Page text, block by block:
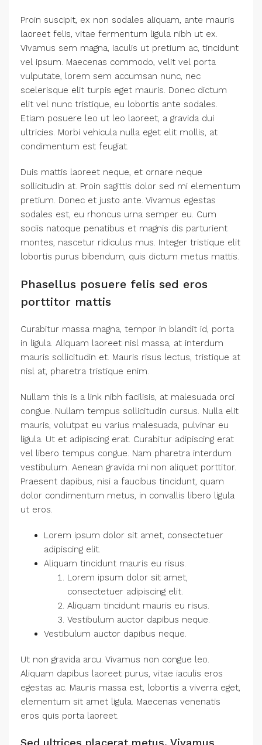
Proin suscipit, ex non sodales aliquam, ante mauris
laoreet felis, vitae fermentum ligula nibh ut ex.
Vivamus sem magna, iaculis ut pretium ac, tincidunt
vel ipsum. Maecenas commodo, velit vel porta
vulputate, lorem sem accumsan nunc, nec
scelerisque elit turpis eget mauris. Donec dictum
elit vel nunc tristique, eu lobortis ante sodales.
Etiam posuere leo ut leo laoreet, a gravida dui
ultricies. Morbi vehicula nulla eget elit mollis, at
condimentum est feugiat.
Duis mattis laoreet neque, et ornare neque
sollicitudin at. Proin sagittis dolor sed mi elementum
pretium. Donec et justo ante. Vivamus egestas
sodales est, eu rhoncus urna semper eu. Cum
sociis natoque penatibus et magnis dis parturient
montes, nascetur ridiculus mus. Integer tristique elit
lobortis purus bibendum, quis dictum metus mattis.
Phasellus posuere felis sed eros
porttitor mattis
Curabitur massa magna, tempor in blandit id, porta
in ligula. Aliquam laoreet nisl massa, at interdum
mauris sollicitudin et. Mauris risus lectus, tristique at
nisl at, pharetra tristique enim.
Nullam this is a link nibh facilisis, at malesuada orci
congue. Nullam tempus sollicitudin cursus. Nulla elit
mauris, volutpat eu varius malesuada, pulvinar eu
ligula. Ut et adipiscing erat. Curabitur adipiscing erat
vel libero tempus congue. Nam pharetra interdum
vestibulum. Aenean gravida mi non aliquet porttitor.
Praesent dapibus, nisi a faucibus tincidunt, quam
dolor condimentum metus, in convallis libero ligula
ut eros.
Lorem ipsum dolor sit amet, consectetuer
adipiscing elit.
Aliquam tincidunt mauris eu risus.
Lorem ipsum dolor sit amet,
consectetuer adipiscing elit.
Aliquam tincidunt mauris eu risus.
Vestibulum auctor dapibus neque.
Vestibulum auctor dapibus neque.
Ut non gravida arcu. Vivamus non congue leo.
Aliquam dapibus laoreet purus, vitae iaculis eros
egestas ac. Mauris massa est, lobortis a viverra eget,
elementum sit amet ligula. Maecenas venenatis
eros quis porta laoreet.
Sed ultrices placerat metus. Vivamus